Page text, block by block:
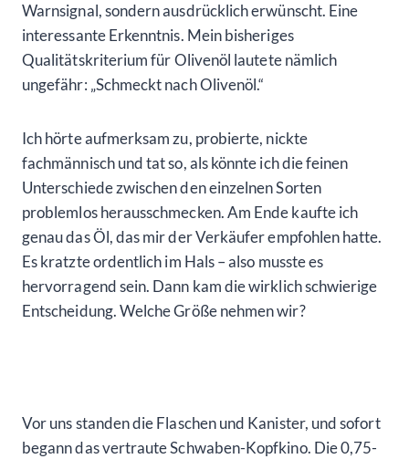
Warnsignal, sondern ausdrücklich erwünscht. Eine
interessante Erkenntnis. Mein bisheriges
Qualitätskriterium für Olivenöl lautete nämlich
ungefähr: „Schmeckt nach Olivenöl.“
Ich hörte aufmerksam zu, probierte, nickte
fachmännisch und tat so, als könnte ich die feinen
Unterschiede zwischen den einzelnen Sorten
problemlos herausschmecken. Am Ende kaufte ich
genau das Öl, das mir der Verkäufer empfohlen hatte.
Es kratzte ordentlich im Hals – also musste es
hervorragend sein. Dann kam die wirklich schwierige
Entscheidung. Welche Größe nehmen wir?
Vor uns standen die Flaschen und Kanister, und sofort
begann das vertraute Schwaben-Kopfkino. Die 0,75-